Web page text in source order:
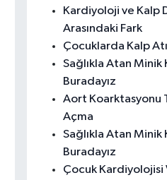
Kardiyoloji ve Kalp
Arasındaki Fark
Çocuklarda Kalp
Sağlıkla Atan Minik
Buradayız
Aort Koarktasyonu
Açma
Sağlıkla Atan Minik
Buradayız
Çocuk